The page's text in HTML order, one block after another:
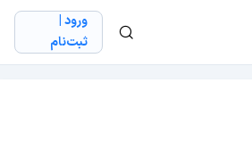
ورود |
ثبت‌نام